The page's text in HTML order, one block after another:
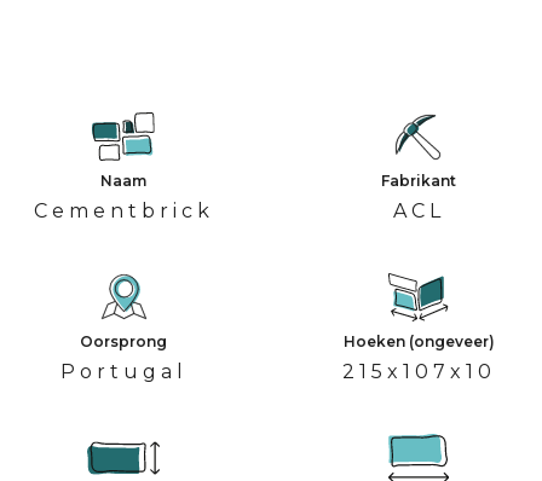
Naam
Cementbrick
Fabrikant
ACL
Oorsprong
Portugal
Hoeken (ongeveer)
215x107x10